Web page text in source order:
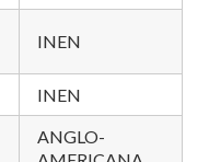
INEN
INEN
ANGLO-